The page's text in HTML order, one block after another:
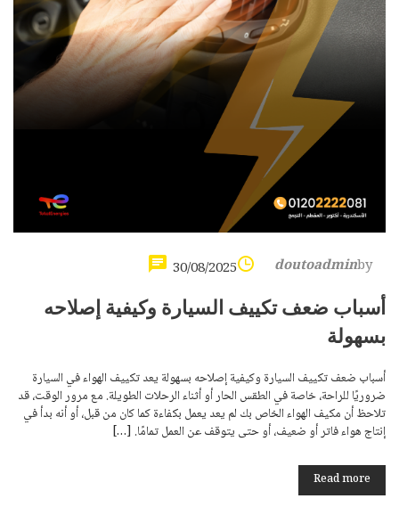
by
doutoadmin
30/08/2025
أسباب ضعف تكييف السيارة وكيفية إصلاحه
بسهولة
أسباب ضعف تكييف السيارة وكيفية إصلاحه بسهولة يعد تكييف الهواء في السيارة
ضروريًا للراحة، خاصة في الطقس الحار أو أثناء الرحلات الطويلة. مع مرور الوقت، قد
تلاحظ أن مكيف الهواء الخاص بك لم يعد يعمل بكفاءة كما كان من قبل، أو أنه بدأ في
إنتاج هواء فاتر أو ضعيف، أو حتى يتوقف عن العمل تمامًا. […]
Read more